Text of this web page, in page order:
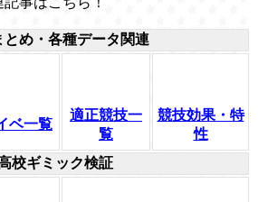
とめ・各種データ関連
ベ一覧
適正競技一
覧
競技効果・特
性
校ギミック検証